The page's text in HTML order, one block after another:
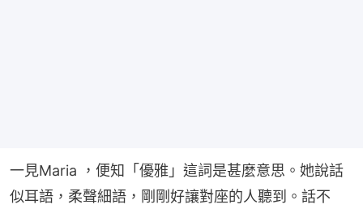
一見Maria ，便知「優雅」這詞是甚麼意思。她說話
似耳語，柔聲細語，剛剛好讓對座的人聽到。話不